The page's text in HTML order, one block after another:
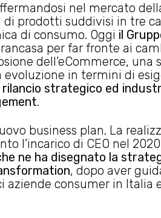
nel mercato
prodotti suddivisi in tre
di consumo. Oggi il
per far fronte ai
dell’eCommerce, una
in termini di
strategico ed
.
business plan. La
l’incarico di CEO nel
ne ha disegnato la
, dopo aver
consumer in Italia